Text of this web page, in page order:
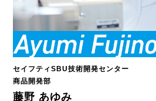
セイフティSBU技術開発センター
商品開発部
藤野 あゆみ